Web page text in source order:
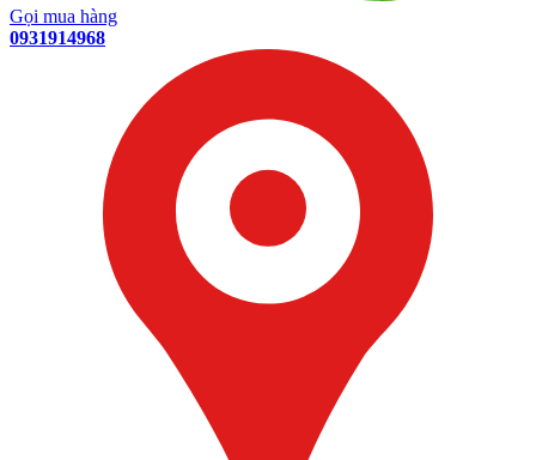
Gọi mua hàng
0931914968